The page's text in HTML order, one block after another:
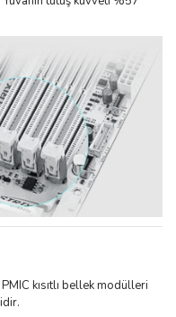
kısıtlı bellek modülleri